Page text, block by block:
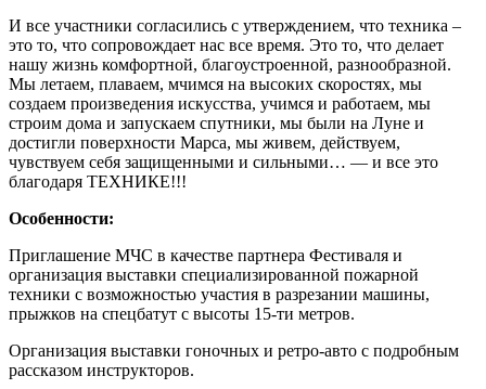
И все участники согласились с утверждением, что техника –
это то, что сопровождает нас все время. Это то, что делает
нашу жизнь комфортной, благоустроенной, разнообразной.
Мы летаем, плаваем, мчимся на высоких скоростях, мы
создаем произведения искусства, учимся и работаем, мы
строим дома и запускаем спутники, мы были на Луне и
достигли поверхности Марса, мы живем, действуем,
чувствуем себя защищенными и сильными… — и все это
благодаря ТЕХНИКЕ!!!
Особенности:
Приглашение МЧС в качестве партнера Фестиваля и
организация выставки специализированной пожарной
техники с возможностью участия в разрезании машины,
прыжков на спецбатут с высоты 15-ти метров.
Организация выставки гоночных и ретро-авто с подробным
рассказом инструкторов.